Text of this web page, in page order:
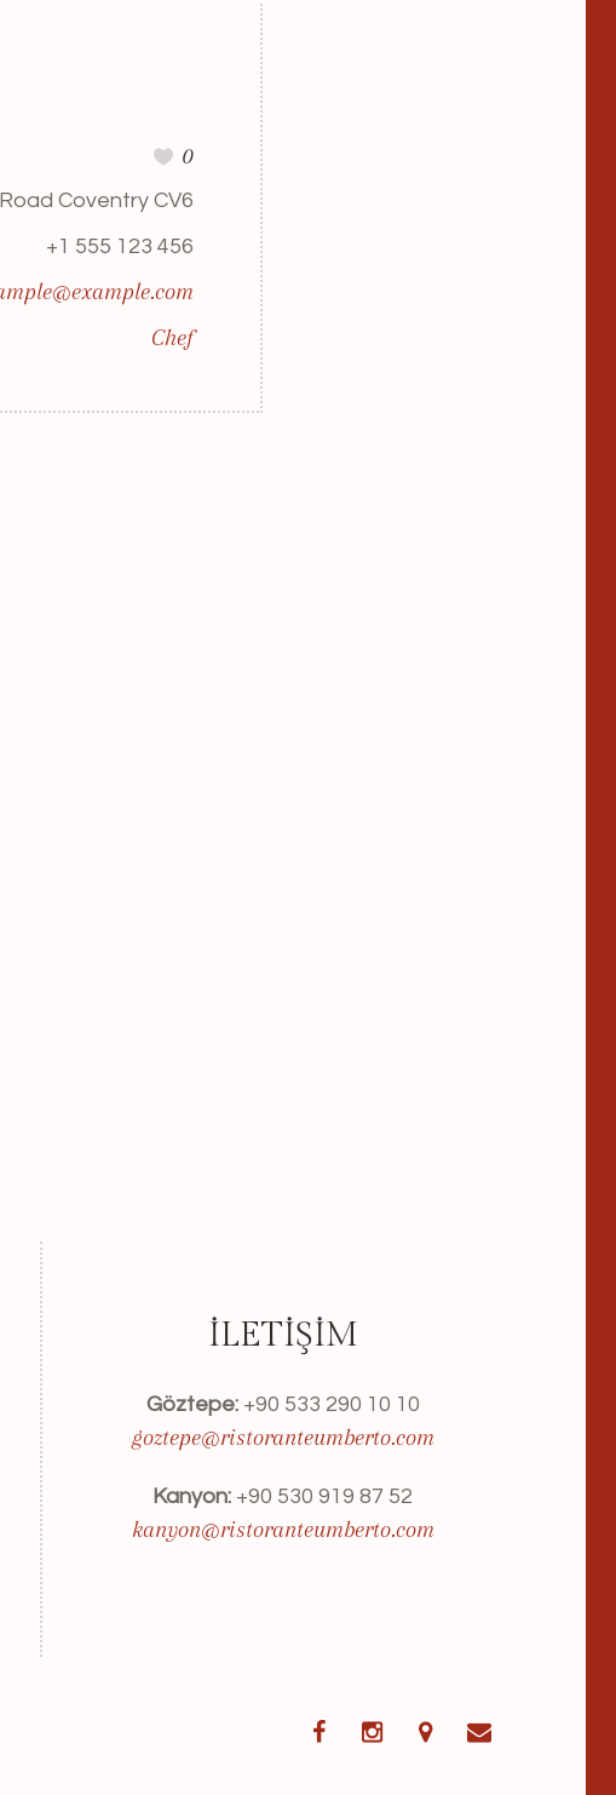
0
Coventry CV6
+1 555 123 456
Chef
İLETIŞIM
Göztepe:+90 533 290 10 10
goztepe@ristoranteumberto.com
Kanyon: +90 530 919 87 52
kanyon@ristoranteumberto.com